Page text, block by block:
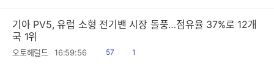
기아 PV5, 유럽 소형 전기밴 시장 돌풍…점유율 37%로 12개
국 1위
오토헤럴드 16:59:56
읽
57
공1